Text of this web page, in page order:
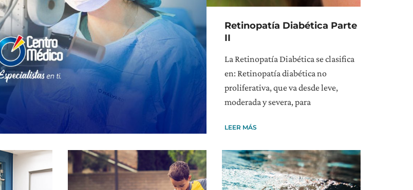
Retinopatía Diabética Parte
II
La Retinopatía Diabética se clasifica
en: Retinopatía diabética no
proliferativa, que va desde leve,
moderada y severa, para
LEER MÁS